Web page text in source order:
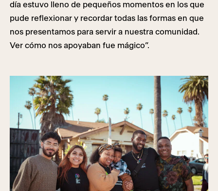
día estuvo lleno de pequeños momentos en los que
pude reflexionar y recordar todas las formas en que
nos presentamos para servir a nuestra comunidad.
Ver cómo nos apoyaban fue mágico”.